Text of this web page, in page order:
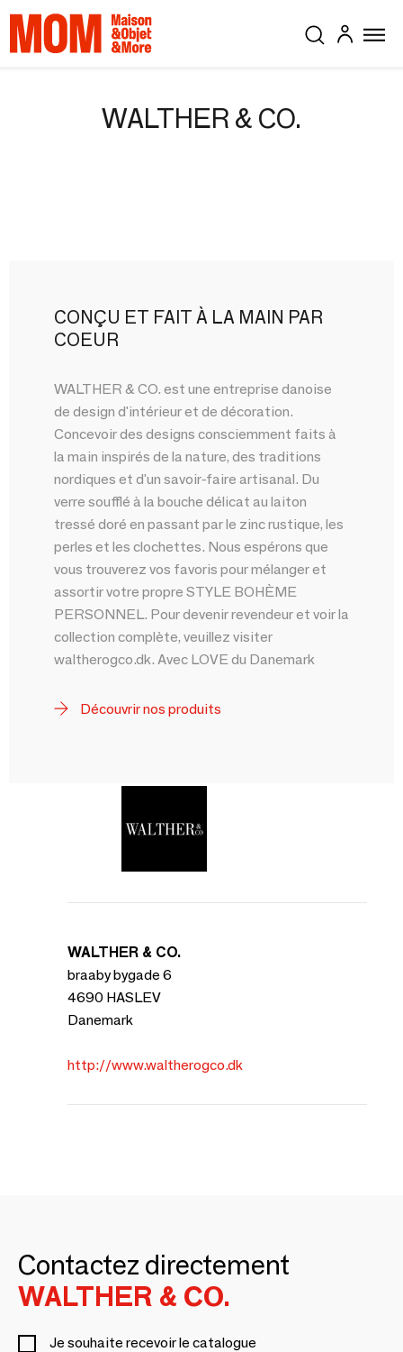
WALTHER & CO.
CONÇU ET FAIT À LA MAIN PAR
COEUR
WALTHER & CO. est une entreprise danoise
de design d'intérieur et de décoration.
Concevoir des designs consciemment faits à
la main inspirés de la nature, des traditions
nordiques et d'un savoir-faire artisanal. Du
verre soufflé à la bouche délicat au laiton
tressé doré en passant par le zinc rustique, les
perles et les clochettes. Nous espérons que
vous trouverez vos favoris pour mélanger et
assortir votre propre STYLE BOHÈME
PERSONNEL. Pour devenir revendeur et voir la
collection complète, veuillez visiter
waltherogco.dk. Avec LOVE du Danemark
Découvrir nos produits
WALTHER & CO.
braaby bygade 6
4690 HASLEV
Danemark
http://www.waltherogco.dk
Contactez directement
WALTHER & CO.
Je souhaite recevoir le catalogue